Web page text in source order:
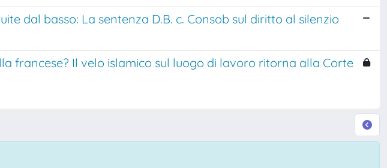
dal basso: La sentenza D.B. c. Consob sul diritto al silenzio
francese? Il velo islamico sul luogo di lavoro ritorna alla Corte